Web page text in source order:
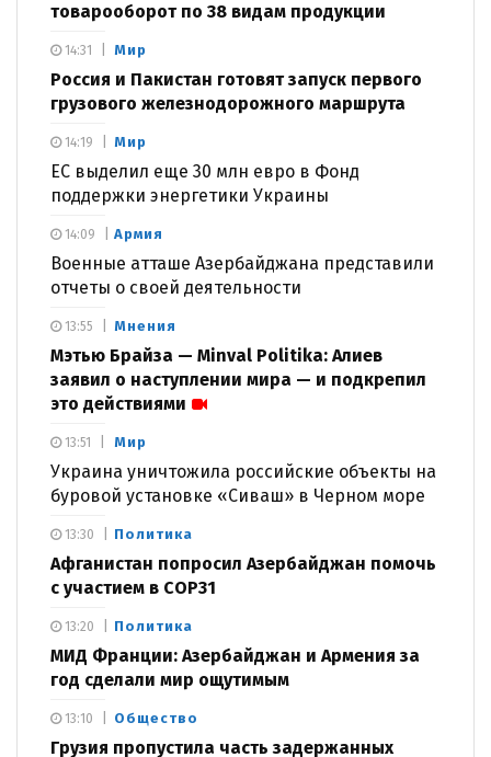
товарооборот по 38 видам продукции
Мир
Россия и Пакистан готовят запуск первого
грузового железнодорожного маршрута
14:31
Мир
ЕС выделил еще 30 млн евро в Фонд
поддержки энергетики Украины
14:19
Армия
Военные атташе Азербайджана представили
отчеты о своей деятельности
14:09
Мнения
Мэтью Брайза — Minval Politika: Алиев
заявил о наступлении мира — и подкрепил
это действиями
13:55
Мир
Украина уничтожила российские объекты на
буровой установке «Сиваш» в Черном море
13:51
Политика
Афганистан попросил Азербайджан помочь
с участием в COP31
13:30
Политика
МИД Франции: Азербайджан и Армения за
год сделали мир ощутимым
13:20
Общество
Грузия пропустила часть задержанных
13:10